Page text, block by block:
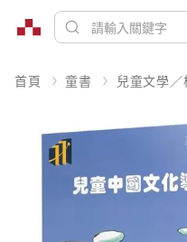
首頁 童書 兒童文學／